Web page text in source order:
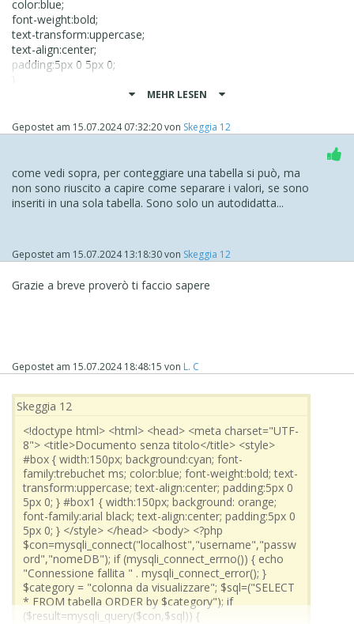
color:blue;
font-weight:bold;
text-transform:uppercase;
text-align:center;
padding:5px 0 5px 0;
background: orange;
font-family:arial black;
padding:5px 0 5px 0;
}
</style>
<?php
rd","nomeDB");
$category = "
$sql=("SELECT * FROMtabellaORDER by $category");
if ($result=mysqli_query($con,$sql))
$rowcount=mysqli_num_rows($result);
echo '<div id="box">' . $category . '</div>';
echo '<div id="box1">' . $rowcount . '</div>';
mysqli_free_result($result);
MEHR LESEN
Gepostet am 15.07.2024 07:32:20von Skeggia 12
come vedi sopra, per conteggiare una tabella si può, ma
non sono riuscito a capire come separare i valori, se sono
inseriti in una sola tabella. Sono solo un autodidatta...
Gepostet am 15.07.2024 13:18:30von Skeggia 12
Grazie a breve proverò ti faccio sapere
Gepostet am 15.07.2024 18:48:15 von L. C
Skeggia 12
<!doctype html> <html> <head> <meta charset="UTF-
8"> <title>Documento senza titolo</title> <style>
#box { width:150px; background:cyan; font-
family:trebuchet ms; color:blue; font-weight:bold; text-
transform:uppercase; text-align:center; padding:5px 0
5px 0; } #box1 { width:150px; background: orange;
font-family:arial black; text-align:center; padding:5px 0
5px 0; } </style> </head> <body> <?php
$con=mysqli_connect("localhost","username","passw
ord","nomeDB"); if (mysqli_connect_errno()) { echo
"Connessione fallita " . mysqli_connect_error(); }
$category = "colonna da visualizzare"; $sql=("SELECT
* FROM tabella ORDER by $category"); if
($result=mysqli_query($con,$sql)) {